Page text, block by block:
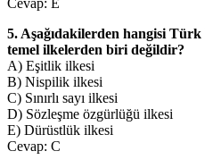
Cevap: E
5. Aşağıdakilerden hangisi
temel ilkelerden biri değildir?
A) Eşitlik ilkesi
B) Nispilik ilkesi
C) Sınırlı sayı ilkesi
D) Sözleşme özgürlüğü ilkesi
E) Dürüstlük ilkesi
Cevap: C